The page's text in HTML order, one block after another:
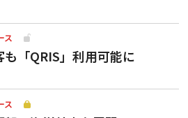
ス
も「QRIS」利用可能に
ス